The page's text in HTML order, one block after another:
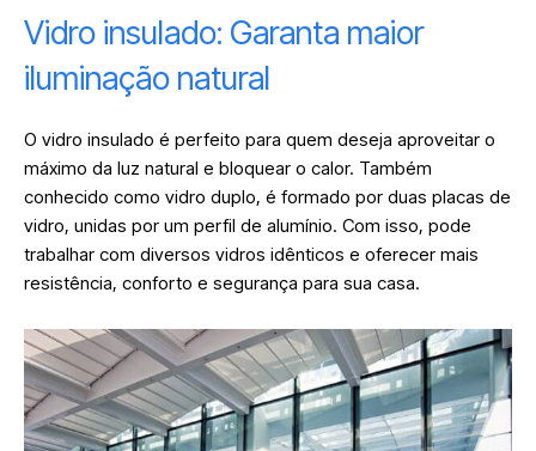
Vidro insulado: Garanta maior
iluminação natural
O vidro insulado é perfeito para quem deseja aproveitar o
máximo da luz natural e bloquear o calor. Também
conhecido como vidro duplo, é formado por duas placas de
vidro, unidas por um perfil de alumínio. Com isso, pode
trabalhar com diversos vidros idênticos e oferecer mais
resistência, conforto e segurança para sua casa.